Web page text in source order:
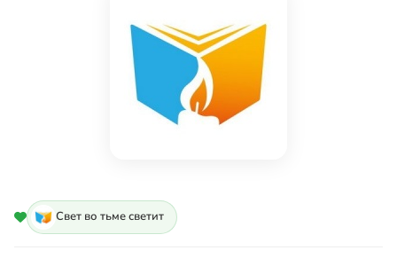
Свет во тьме светит